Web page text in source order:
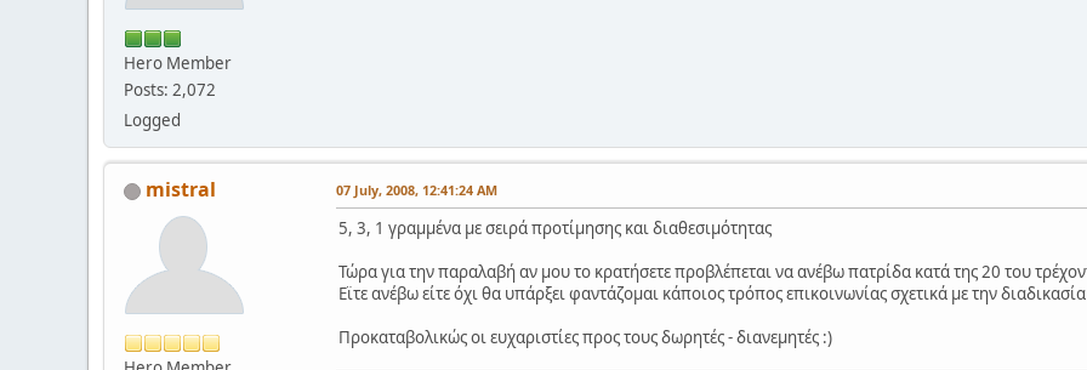
Hero Member
Posts: 2,072
Logged
mistral 07 July, 2008, 12:41:24 AM
5, 3, 1 γραμμένα με σειρά προτίμησης και διαθεσιμότητας
Τώρα για την παραλαβή αν μου το κρατήσετε προβλέπεται να ανέβω πατρίδα κατά της 20 του
Εϊτε ανέβω είτε όχι θα υπάρξει φαντάζομαι κάποιος τρόπος επικοινωνίας σχετικά με την διαδικασία
Προκαταβολικώς οι ευχαριστίες προς τους δωρητές - διανεμητές :)